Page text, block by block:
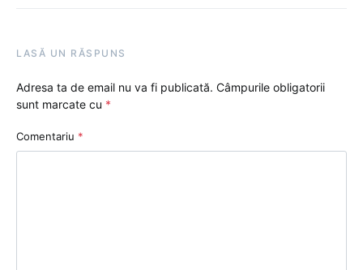
LASĂ UN RĂSPUNS
Adresa ta de email nu va fi publicată. Câmpurile obligatorii
sunt marcate cu *
Comentariu *